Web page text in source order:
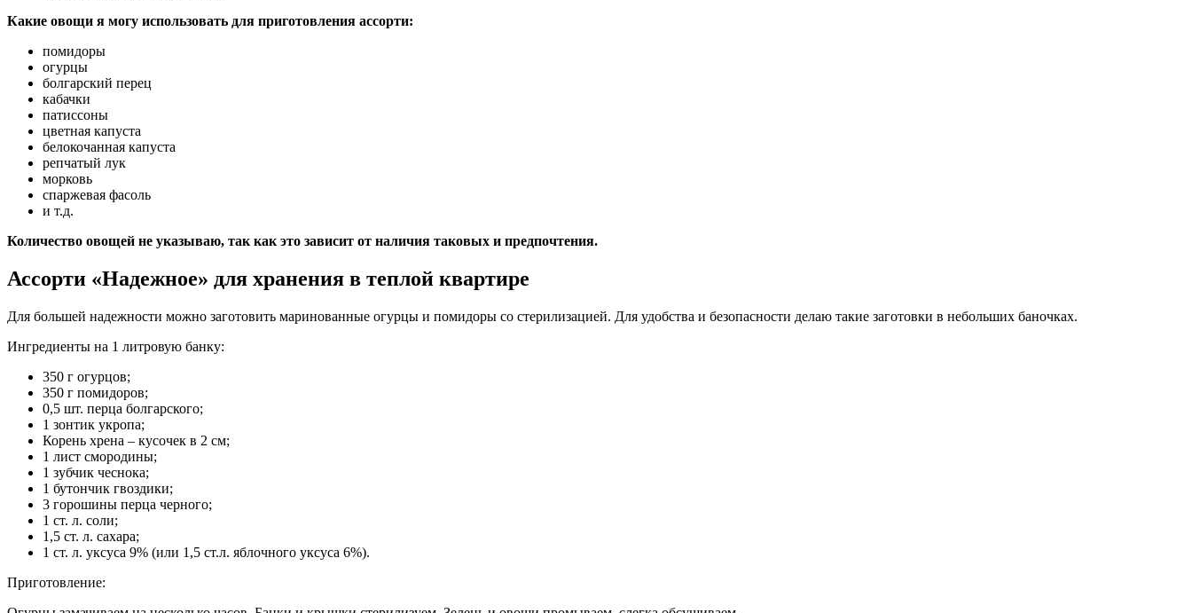
Какие овощи я могу использовать для приготовления ассорти:
помидоры
огурцы
болгарский перец
кабачки
патиссоны
цветная капуста
белокочанная капуста
репчатый лук
морковь
спаржевая фасоль
и т.д.
Количество овощей не указываю, так как это зависит от наличия таковых и предпочтения.
Ассорти «Надежное» для хранения в теплой квартире
Для большей надежности можно заготовить маринованные огурцы и помидоры со стерилизацией. Для удобства и безопасности делаю такие заготовки в небольших баночках.
Ингредиенты на 1 литровую банку:
350 г огурцов;
350 г помидоров;
0,5 шт. перца болгарского;
1 зонтик укропа;
Корень хрена – кусочек в 2 см;
1 лист смородины;
1 зубчик чеснока;
1 бутончик гвоздики;
3 горошины перца черного;
1 ст. л. соли;
1,5 ст. л. сахара;
1 ст. л. уксуса 9% (или 1,5 ст.л. яблочного уксуса 6%).
Приготовление: